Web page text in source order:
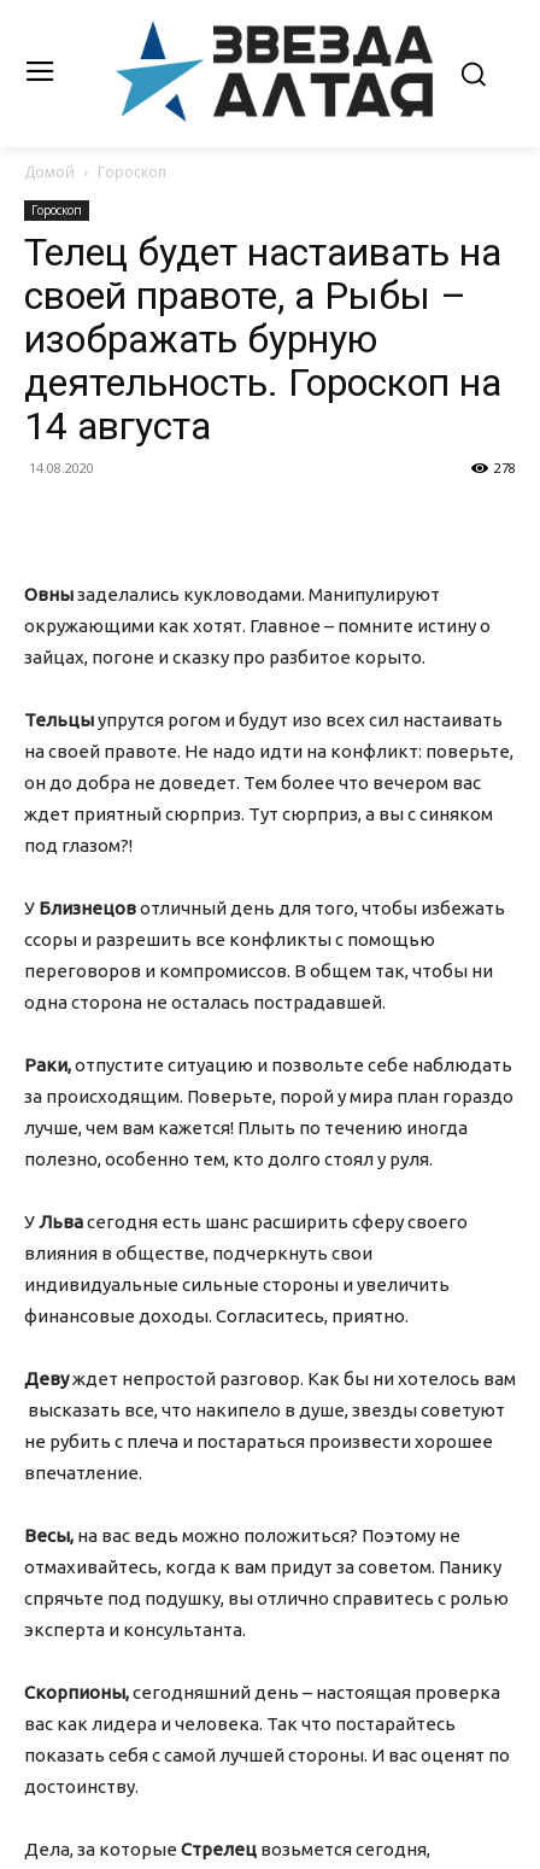
Домой Гороскоп
Гороскоп
Телец будет настаивать на
своей правоте, а Рыбы –
изображать бурную
деятельность. Гороскоп на
14 августа
14.08.2020 278
Овнызаделались кукловодами. Манипулируют
окружающими как хотят. Главное – помните истину о
зайцах, погоне и сказку про разбитое корыто.
Тельцыупрутся рогом и будут изо всех сил настаивать
на своей правоте. Не надо идти на конфликт: поверьте,
он до добра не доведет. Тем более что вечером вас
ждет приятный сюрприз. Тут сюрприз, а вы с синяком
под глазом?!
У Близнецовотличный день для того, чтобы избежать
ссоры и разрешить все конфликты с помощью
переговоров и компромиссов. В общем так, чтобы ни
одна сторона не осталась пострадавшей.
Раки,отпустите ситуацию и позвольте себе наблюдать
за происходящим. Поверьте, порой у мира план гораздо
лучше, чем вам кажется! Плыть по течению иногда
полезно, особенно тем, кто долго стоял у руля.
УЛьвасегодня есть шанс расширить сферу своего
влияния в обществе, подчеркнуть свои
индивидуальные сильные стороны и увеличить
финансовые доходы. Согласитесь, приятно.
Девуждет непростой разговор. Как бы ни хотелось вам
высказать все, что накипело в душе, звезды советуют
не рубить с плеча и постараться произвести хорошее
впечатление.
Весы, на вас ведь можно положиться? Поэтому не
отмахивайтесь, когда к вам придут за советом. Панику
спрячьте под подушку, вы отлично справитесь с ролью
эксперта и консультанта.
Скорпионы,сегодняшний день – настоящая проверка
вас как лидера и человека. Так что постарайтесь
показать себя с самой лучшей стороны. И вас оценят по
достоинству.
Дела, за которые Стрелец возьмется сегодня,